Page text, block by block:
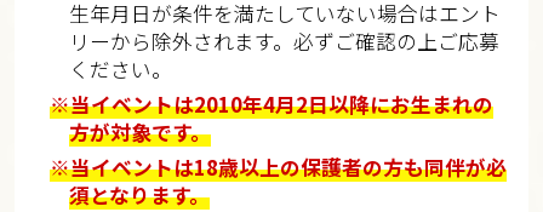
生年月日が条件を満たしていない場合はエント
リーから除外されます。必ずご確認の上ご応募
ください。
※当イベントは2010年4月2日以降にお生まれの
方が対象です。
※当イベントは18歳以上の保護者の方も同伴が必
須となります。